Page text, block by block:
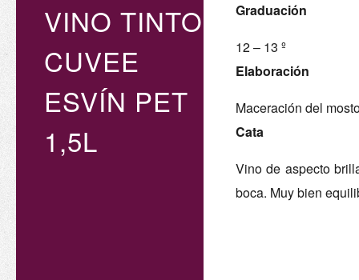
VINO TINTO
CUVEE
ESVÍN PET
1,5L
Graduación
12 – 13 º
Elaboración
Maceración del
Cata
Vino de aspecto
boca. Muy bien